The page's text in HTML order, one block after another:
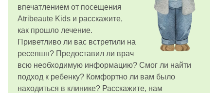
впечатлением от посещения
Atribeaute Kids и расскажите,
как прошло лечение.
Приветливо ли вас встретили на
ресепшн? Предоставил ли врач
всю необходимую информацию? Смог ли найти
подход к ребенку? Комфортно ли вам было
находиться в клинике? Расскажите, нам